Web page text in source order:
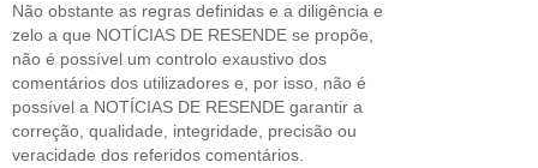
Não obstante as regras definidas e a diligência e
zelo a que NOTÍCIAS DE RESENDE se propõe,
não é possível um controlo exaustivo dos
comentários dos utilizadores e, por isso, não é
possível a NOTÍCIAS DE RESENDE garantir a
correção, qualidade, integridade, precisão ou
veracidade dos referidos comentários.